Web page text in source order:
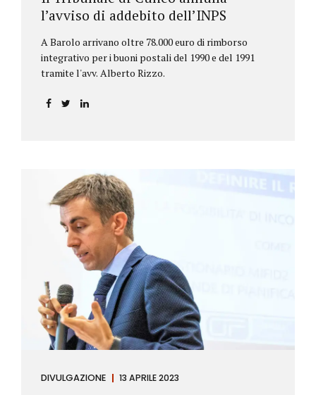
l’avviso di addebito dell’INPS
A Barolo arrivano oltre 78.000 euro di rimborso
integrativo per i buoni postali del 1990 e del 1991
tramite l'avv. Alberto Rizzo.
DIVULGAZIONE 13 APRILE 2023